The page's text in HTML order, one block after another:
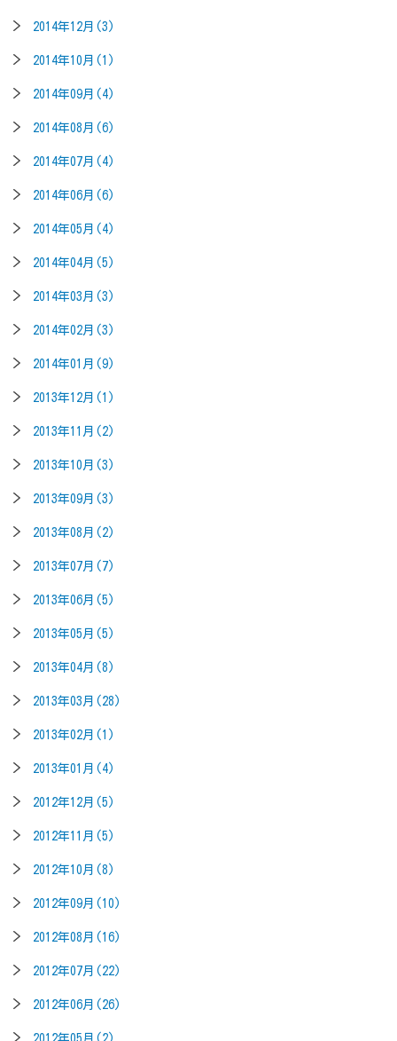
2014年12月(3)
2014年10月(1)
2014年09月(4)
2014年08月(6)
2014年07月(4)
2014年06月(6)
2014年05月(4)
2014年04月(5)
2014年03月(3)
2014年02月(3)
2014年01月(9)
2013年12月(1)
2013年11月(2)
2013年10月(3)
2013年09月(3)
2013年08月(2)
2013年07月(7)
2013年06月(5)
2013年05月(5)
2013年04月(8)
2013年03月(28)
2013年02月(1)
2013年01月(4)
2012年12月(5)
2012年11月(5)
2012年10月(8)
2012年09月(10)
2012年08月(16)
2012年07月(22)
2012年06月(26)
2012年05月(2)